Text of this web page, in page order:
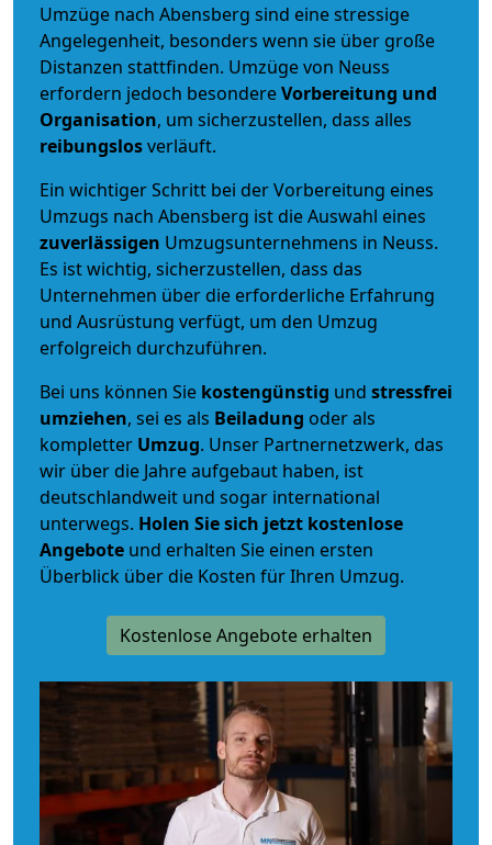
Umzüge nach Abensberg sind eine stressige
Angelegenheit, besonders wenn sie über große
Distanzen stattfinden. Umzüge von Neuss
erfordern jedoch besondereVorbereitung und
Organisation, um sicherzustellen, dass alles
reibungslosverläuft.
Ein wichtiger Schritt bei der Vorbereitung eines
Umzugs nach Abensberg ist die Auswahl eines
zuverlässigen Umzugsunternehmens in Neuss.
Es ist wichtig, sicherzustellen, dass das
Unternehmen über die erforderliche Erfahrung
und Ausrüstung verfügt, um den Umzug
erfolgreich durchzuführen.
Bei uns können Sie kostengünstig und stressfrei
umziehen, sei es als Beiladung oder als
kompletter Umzug. Unser Partnernetzwerk, das
wir über die Jahre aufgebaut haben, ist
deutschlandweit und sogar international
unterwegs. Holen Sie sich jetzt kostenlose
Angebote und erhalten Sie einen ersten
Überblick über die Kosten für Ihren Umzug.
Kostenlose Angebote erhalten